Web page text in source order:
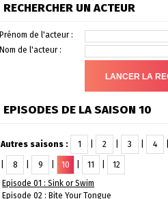
RECHERCHER UN ACTEUR
Prénom de l'acteur :
Nom de l'acteur :
EPISODES DE LA SAISON 10
Autres saisons : 1 2 3 4
8 9 10 11
12
Episode 01 : Sink or Swim
Episode 02 : Bite Your Tongue